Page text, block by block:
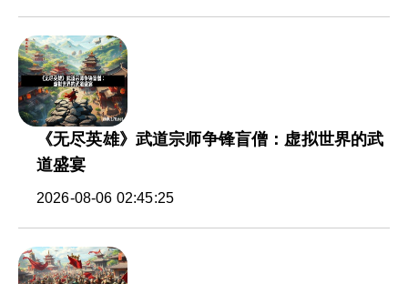
《无尽英雄》武道宗师争锋盲僧：虚拟世界的武
道盛宴
2026-08-06 02:45:25